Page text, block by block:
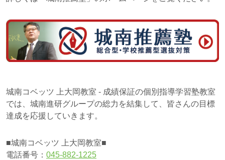
城南コベッツ 上大岡教室 - 成績保証の個別指導学習塾教室
では、城南進研グループの総力を結集して、皆さんの目標
達成を応援していきます。
■城南コベッツ 上大岡教室■
電話番号： 045-882-1225